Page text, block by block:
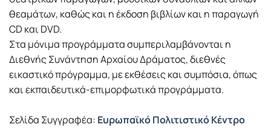
θεαμάτων, καθώς και η έκδοση βιβλίων και η παραγωγή
CD και DVD.
Στα μόνιμα προγράμματα συμπεριλαμβάνονται η
Διεθνής Συνάντηση Αρχαίου Δράματος, διεθνές
εικαστικό πρόγραμμα, με εκθέσεις και συμπόσια, όπως
και εκπαιδευτικά-επιμορφωτικά προγράμματα.
Σελίδα Συγγραφέα: Ευρωπαϊκό Πολιτιστικό Κέντρο